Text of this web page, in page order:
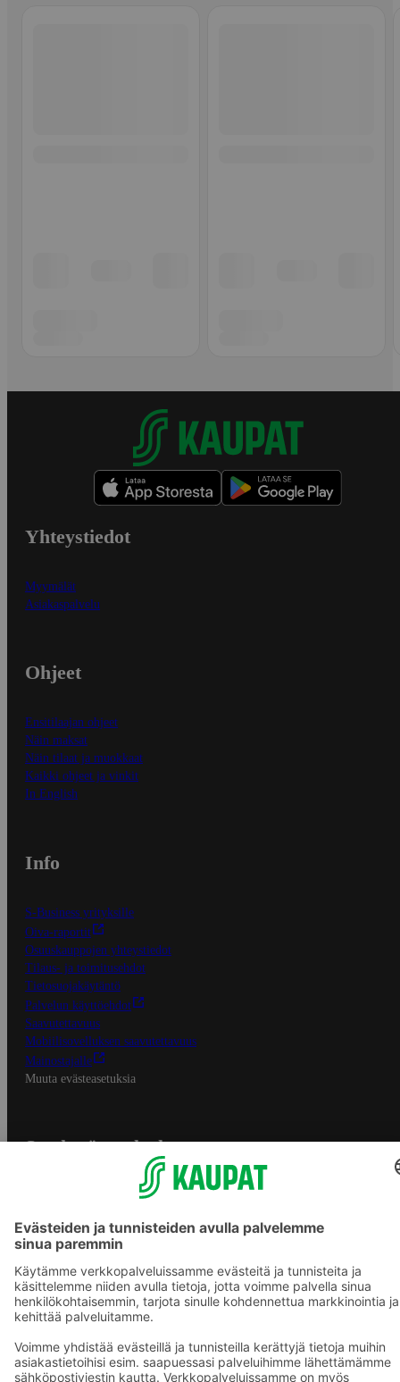
Yhteystiedot
Myymälät
Asiakaspalvelu
Ohjeet
Ensitilaajan ohjeet
Näin maksat
Näin tilaat ja muokkaat
Kaikki ohjeet ja vinkit
In English
Info
S-Business yrityksille
Oiva-raportit
Osuuskauppojen yhteystiedot
Tilaus- ja toimitusehdot
Tietosuojakäytäntö
Palvelun käyttöehdot
Saavutettavuus
Mobiilisovelluksen saavutettavuus
Mainostajalle
Muuta evästeasetuksia
S-ryhmän palvelut
Yhteishyvä Ruoka -sovellus
Prisma.fi
Sokos.fi
S-Pankki
Sokos Hotels
Raflaamo